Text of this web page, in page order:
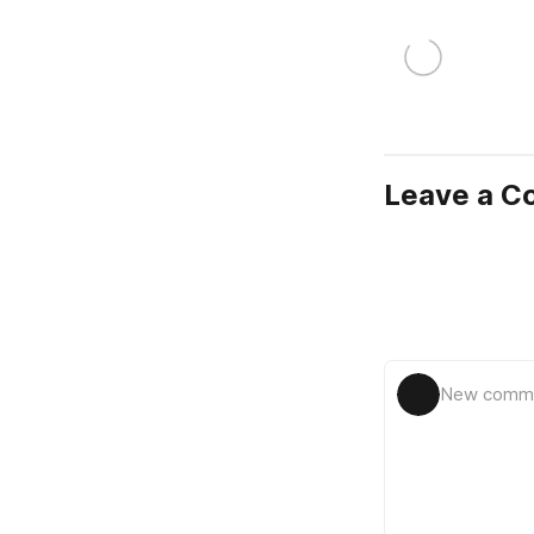
Leave a